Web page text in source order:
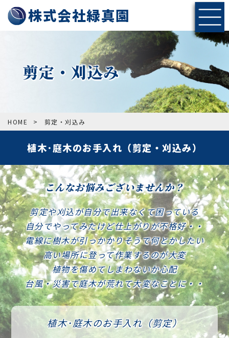
株式会社緑真園
剪定・刈込み
HOME > 剪定・刈込み
植木･庭木のお手入れ（剪定・刈込み）
こんなお悩みございませんか？
剪定や刈込が自分で出来なくて困っている
自分でやってみたけど仕上がりが不格好・・
電線に樹木が引っかかりそうで何とかしたい
高い場所に登って作業するのが大変
植物を傷めてしまわないか心配
台風・災害で庭木が荒れて大変なことに・・
植木･庭木のお手入れ（剪定）